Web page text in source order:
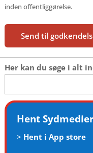
inden offentliggørelse.
Send til
Her kan du søge i alt
efter:
Hent
> Hent i App store